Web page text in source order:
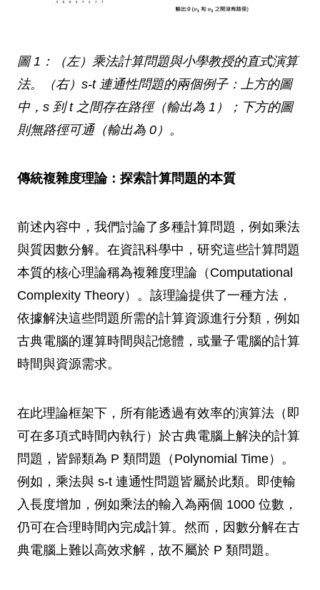
圖 1：（左）乘法計算問題與小學教授的直式演算
法。（右）s-t 連通性問題的兩個例子：上方的圖
中，s 到 t 之間存在路徑（輸出為 1）；下方的圖
則無路徑可通（輸出為 0）。
傳統複雜度理論：探索計算問題的本質
前述內容中，我們討論了多種計算問題，例如乘法
與質因數分解。在資訊科學中，研究這些計算問題
本質的核心理論稱為複雜度理論（Computational
Complexity Theory）。該理論提供了一種方法，
依據解決這些問題所需的計算資源進行分類，例如
古典電腦的運算時間與記憶體，或量子電腦的計算
時間與資源需求。
在此理論框架下，所有能透過有效率的演算法（即
可在多項式時間內執行）於古典電腦上解決的計算
問題，皆歸類為 P 類問題（Polynomial Time）。
例如，乘法與 s-t 連通性問題皆屬於此類。即使輸
入長度增加，例如乘法的輸入為兩個 1000 位數，
仍可在合理時間內完成計算。然而，因數分解在古
典電腦上難以高效求解，故不屬於 P 類問題。